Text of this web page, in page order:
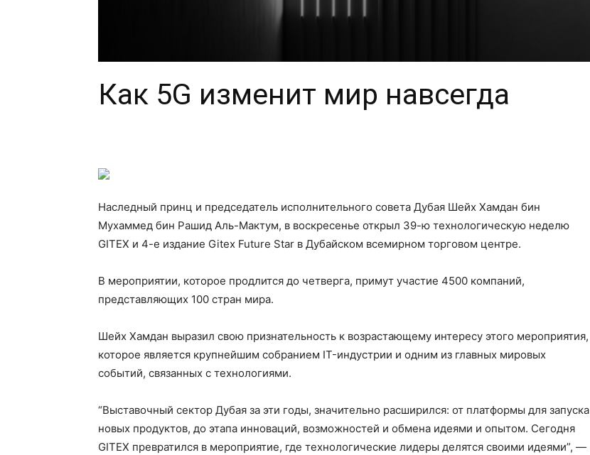
Как 5G изменит мир навсегда
Наследный принц и председатель исполнительного совета Дубая Шейх Хамдан бин
Мухаммед бин Рашид Аль-Мактум, в воскресенье открыл 39-ю технологическую неделю
GITEX и 4-е издание Gitex Future Star в Дубайском всемирном торговом центре.
В мероприятии, которое продлится до четверга, примут участие 4500 компаний,
представляющих 100 стран мира.
Шейх Хамдан выразил свою признательность к возрастающему интересу этого мероприятия,
которое является крупнейшим собранием IT-индустрии и одним из главных мировых
событий, связанных с технологиями.
“Выставочный сектор Дубая за эти годы, значительно расширился: от платформы для запуска
новых продуктов, до этапа инноваций, возможностей и обмена идеями и опытом. Сегодня
GITEX превратился в мероприятие, где технологические лидеры делятся своими идеями”, —